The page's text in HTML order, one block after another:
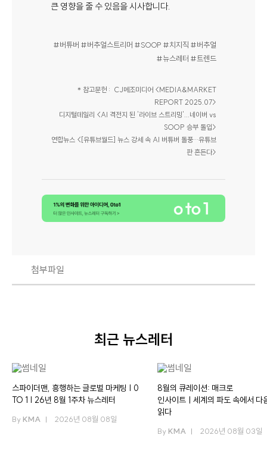
큰 영향을 줄 수 있음을 시사합니다.
#버튜버 #버추얼스트리머 #SOOP #치지직 #버추얼
#뉴스레터 #트렌드
＊참고문헌 : CJ메조미디어 <MEDIA&MARKET
REPORT 2025.07>
디지털데일리 <AI 격전지 된 '라이브 스트리밍'...네이버 vs
SOOP 승부 돌입>
연합뉴스 <[유튜브월드] 뉴스 강세 속 AI 버튜버 돌풍…유튜브
판 흔든다>
첨부파일
최근 뉴스레터
스파이더맨, 흥행하는 글로벌 마케팅 | 0
TO 1 | 26년 8월 1주차 뉴스레터
By KMA 2026년 08월 08일
8월의 큐레이션: 매크로
인사이트ㅣ세계의 파도 속에서 다
읽다
By KMA 2026년 08월 03일